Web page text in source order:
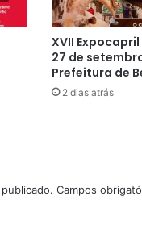
XVII
27 de
Prefeitura de
2 dias atrás
Campos